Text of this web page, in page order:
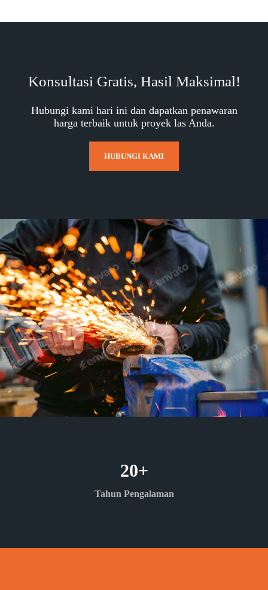
Konsultasi Gratis, Hasil Maksimal!
Hubungi kami hari ini dan dapatkan penawaran
harga terbaik untuk proyek las Anda.
HUBUNGI KAMI
Tahun Pengalaman
20+